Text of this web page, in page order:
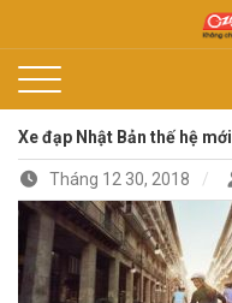
Xe đạp Nhật
Xe đạp Nhật Bản thế hệ
Tháng 12 30, 2018